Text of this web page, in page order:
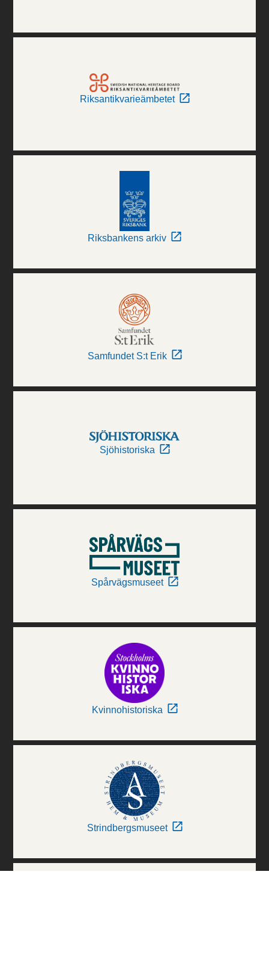
Riksantikvarieämbetet
Riksbankens arkiv
Samfundet S:t Erik
Sjöhistoriska
Spårvägsmuseet
Kvinnohistoriska
Strindbergsmuseet